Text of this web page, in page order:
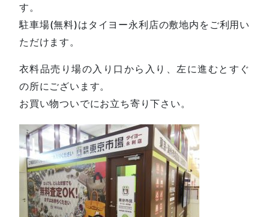
す。
駐車場(無料)はタイヨー永利店の敷地内をご利用い
ただけます。
衣料品売り場の入り口から入り、左に進むとすぐ
の所にございます。
お買い物ついでにお立ち寄り下さい。